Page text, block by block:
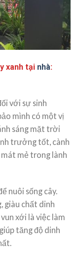
xanh tại nhà:
với sự sinh
mình có một vị
sáng mặt trời
trưởng tốt, cành
mẻ trong lành
nuôi sống cây.
giàu chất dinh
xới là việc làm
giúp tăng độ dinh